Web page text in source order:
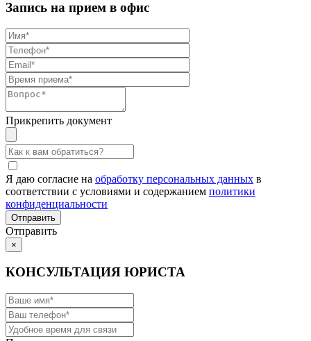
Запись на прием в офис
Прикрепить документ
Я даю согласие на обработку персональных данных в
соответствии с условиями и содержанием политики
конфиденциальности
Отправить
×
КОНСУЛЬТАЦИЯ ЮРИСТА